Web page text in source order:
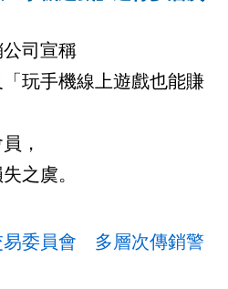
司宣稱
「玩手機線上遊戲也能賺
，
之虞。
易委員會 多層次傳銷警